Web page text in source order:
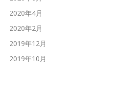
2020年4月
2020年2月
2019年12月
2019年10月